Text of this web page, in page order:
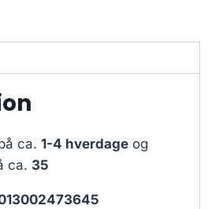
ca. 1-4 hverdage og
ca. 35